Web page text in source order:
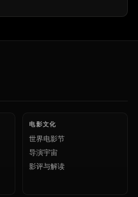
电影文化
世界电影节
导演宇宙
影评与解读